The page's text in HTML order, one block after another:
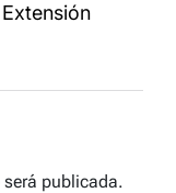
publicada.